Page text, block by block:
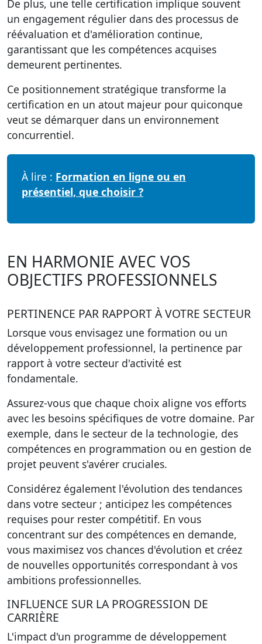
De plus, une telle certification implique souvent
un engagement régulier dans des processus de
réévaluation et d'amélioration continue,
garantissant que les compétences acquises
demeurent pertinentes.
Ce positionnement stratégique transforme la
certification en un atout majeur pour quiconque
veut se démarquer dans un environnement
concurrentiel.
À lire : Formation en ligne ou en
présentiel, que choisir ?
EN HARMONIE AVEC VOS
OBJECTIFS PROFESSIONNELS
PERTINENCE PAR RAPPORT À VOTRE SECTEUR
Lorsque vous envisagez une formation ou un
développement professionnel, la pertinence par
rapport à votre secteur d'activité est
fondamentale.
Assurez-vous que chaque choix aligne vos efforts
avec les besoins spécifiques de votre domaine. Par
exemple, dans le secteur de la technologie, des
compétences en programmation ou en gestion de
projet peuvent s'avérer cruciales.
Considérez également l'évolution des tendances
dans votre secteur ; anticipez les compétences
requises pour rester compétitif. En vous
concentrant sur des compétences en demande,
vous maximisez vos chances d'évolution et créez
de nouvelles opportunités correspondant à vos
ambitions professionnelles.
INFLUENCE SUR LA PROGRESSION DE
CARRIÈRE
L'impact d'un programme de développement